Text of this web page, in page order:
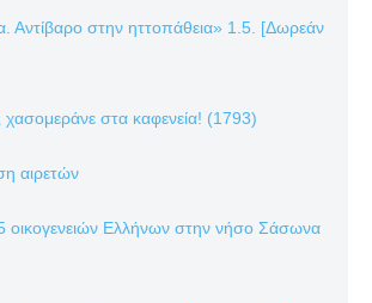
Αντίβαρο στην ηττοπάθεια» 1.5. [Δωρεάν
χασομεράνε στα καφενεία! (1793)
αιρετών
οικογενειών Ελλήνων στην νήσο Σάσωνα